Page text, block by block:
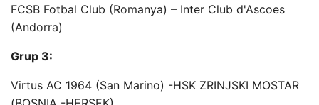
FCSB Fotbal Club (Romanya) – Inter Club d'Ascoes
(Andorra)
Grup 3:
Virtus AC 1964 (San Marino) -HSK ZRINJSKI MOSTAR